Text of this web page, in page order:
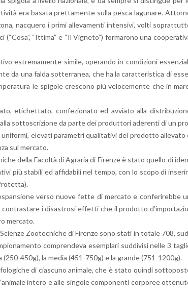
era ba­sa­ta pret­ta­men­te sulla pesca la­gu­na­re.
nac­que­ro i primi al­le­va­men­ti in­ten­si­vi, volti
“It­ti­ma” e “Il Vi­gne­to”) for­ma­ro­no una
estre­ma­men­te si­mi­le, ope­ran­do in con­di­zio­ni
da una falda sot­ter­ra­nea, che ha la ca­rat­te­ri­sti­ca di
le spi­go­le cre­sco­no più ve­lo­ce­men­te che in
eti­chet­ta­to, con­fe­zio­na­to ed av­via­to alla
sot­to­scri­zio­ne da parte dei pro­dut­to­ri ade­ren­ti di un
ele­va­ti pa­ra­me­tri qua­li­ta­ti­vi del pro­dot­to al­le­va­to
sul mer­ca­to.
della Fa­col­tà di Agra­ria di Fi­ren­ze è stato quel­lo di
più sta­bi­li ed af­fi­da­bi­li nel tempo, con lo scopo di
verso nuove fette di mer­ca­to e con­fe­ri­reb­be
i di­sa­stro­si ef­fet­ti che il pro­dot­to
mer­ca­to.
Zoo­tec­ni­che di Fi­ren­ze sono stati in to­ta­le 708,
com­pren­de­va esem­pla­ri sud­di­vi­si nelle 3
450g), la media (451-750g) e la gran­de (751-1200g).
di cia­scu­no ani­ma­le, che è stato quin­di
in­te­ro e alle sin­go­le com­po­nen­ti cor­po­ree